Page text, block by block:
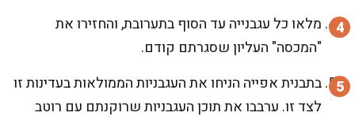
מלאו כל עגבנייה עד הסוף בתערובת, והחזירו את
"המכסה" העליון שסגרתם קודם.
בתבנית אפייה הניחו את העגבניות הממולאות בעדינות זו
לצד זו. ערבבו את תוכן העגבניות שרוקנתם עם רוטב